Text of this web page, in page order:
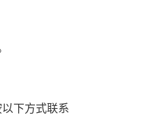
下方式联系